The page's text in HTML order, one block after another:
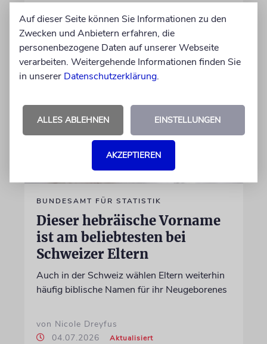
von Nicole Dreyfus
04.07.2026
BUNDESAMT FÜR STATISTIK
Dieser hebräische Vorname
ist am beliebtesten bei
Schweizer Eltern
Auch in der Schweiz wählen Eltern weiterhin
häufig biblische Namen für ihr Neugeborenes
von Nicole Dreyfus
04.07.2026
Aktualisiert
Auf dieser Seite können Sie Informationen zu den
Zwecken und Anbietern erfahren, die
personenbezogene Daten auf unserer Webseite
verarbeiten. Weitergehende Informationen finden Sie
in unserer Datenschutzerklärung.
ALLES ABLEHNEN EINSTELLUNGEN
AKZEPTIEREN